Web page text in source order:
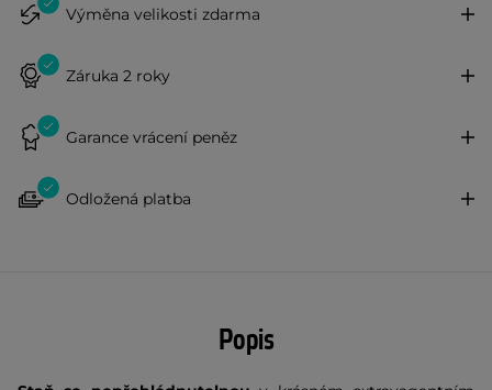
Výměna velikosti zdarma
Záruka 2 roky
Garance vrácení peněz
Odložená platba
Popis